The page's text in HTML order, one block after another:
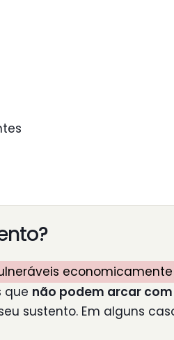
que não podem arcar
sustento. Em alguns